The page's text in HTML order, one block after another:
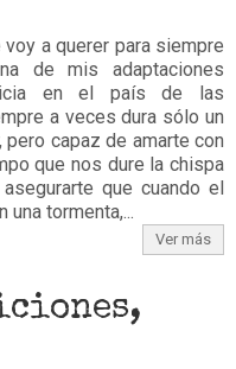
a querer para siempre
de mis adaptaciones
en el país de las
a veces dura sólo un
pero capaz de amarte con
que nos dure la chispa
que cuando el
tormenta,...
Ver más